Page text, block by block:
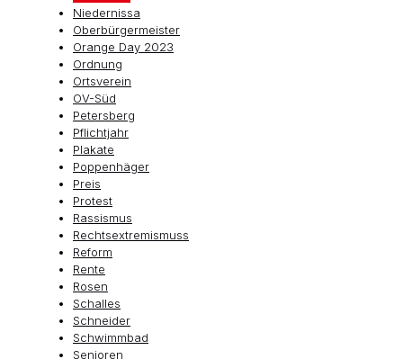
Niedernissa
Oberbürgermeister
Orange Day 2023
Ordnung
Ortsverein
OV-Süd
Petersberg
Pflichtjahr
Plakate
Poppenhäger
Preis
Protest
Rassismus
Rechtsextremismuss
Reform
Rente
Rosen
Schalles
Schneider
Schwimmbad
Senioren